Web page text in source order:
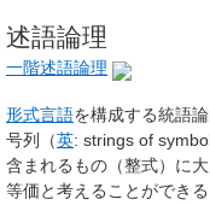
述語論理
一階述語論理
形式言語を構成する統語
号列（英: strings of
含まれるもの（整式）に
等価と考えることができ